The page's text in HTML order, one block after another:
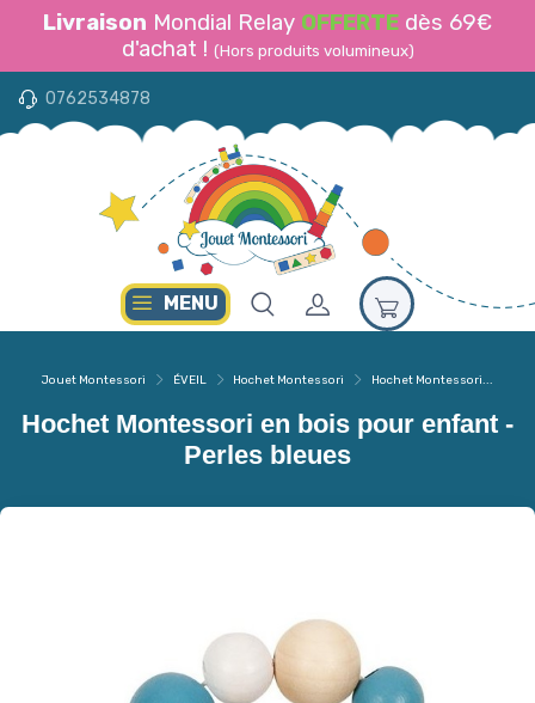
Livraison Mondial Relay OFFERTE dès 69€
d'achat ! (Hors produits volumineux)
0762534878
MENU
Jouet Montessori ÉVEIL Hochet Montessori Hochet Montessori...
Hochet Montessori en bois pour enfant -
Perles bleues